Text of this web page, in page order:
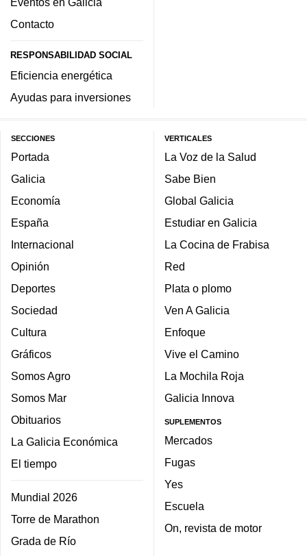
Contacto
RESPONSABILIDAD SOCIAL
Eficiencia energética
Ayudas para inversiones
SECCIONES
Portada
Galicia
Economía
España
Internacional
Opinión
Deportes
Sociedad
Cultura
Gráficos
Somos Agro
Somos Mar
Obituarios
La Galicia Económica
El tiempo
Mundial 2026
Torre de Marathon
Grada de Río
VERTICALES
La Voz de la Salud
Sabe Bien
Global Galicia
Estudiar en Galicia
La Cocina de Frabisa
Red
Plata o plomo
Ven A Galicia
Enfoque
Vive el Camino
La Mochila Roja
Galicia Innova
SUPLEMENTOS
Mercados
Fugas
Yes
Escuela
On, revista de motor